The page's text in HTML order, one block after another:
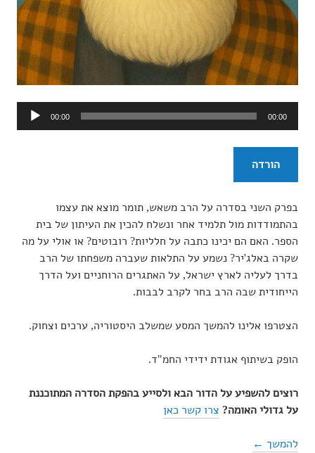
אודיו
00:00 00:00
הורדה
בפרק השני בסדרה על הרב משאש, תומר מוצא את עצמו
בהתמודדות מול תלמיד אחר ונשלח להכין את העיתון של בית
הספר. האם הם יכינו כתבה על חלליות? רובוטים? או אולי על מה
שקרה באלג'יר? נשמע על התלאות שעברה משפחתו של הרב
בדרך לעליה לארץ ישראל, על האתגרים הרוחניים ועל הדרך
הייחודית שבה הרב בחר לקרב לבבות.
הצטרפו אלינו להמשך המסע שמשלב היסטוריה, ערכים וצחוק.
הופק בשיתוף אגודת ידידי החמ"ד.
רוצים להשפיע על הדור הבא ולסייע בהפקת הסדרה המתוכננת
על גדולי האומה? ⁠צרו קשר כאן
להמשך ←